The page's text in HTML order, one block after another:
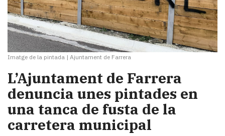
Imatge de la pintada | Ajuntament de Farrera
L’Ajuntament de Farrera
denuncia unes pintades en
una tanca de fusta de la
carretera municipal